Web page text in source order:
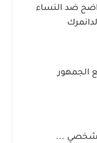
ضد النساء
الجمهور
الشخصي ...